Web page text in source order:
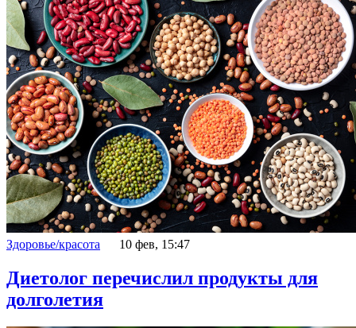
Здоровье/красота 10 фев, 15:47
Диетолог перечислил продукты для
долголетия